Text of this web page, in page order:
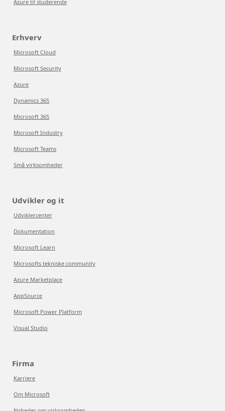
Azure til studerende
Erhverv
Microsoft Cloud
Microsoft Security
Azure
Dynamics 365
Microsoft 365
Microsoft Industry
Microsoft Teams
Små virksomheder
Udvikler og it
Udviklercenter
Dokumentation
Microsoft Learn
Microsofts tekniske community
Azure Marketplace
AppSource
Microsoft Power Platform
Visual Studio
Firma
Karriere
Om Microsoft